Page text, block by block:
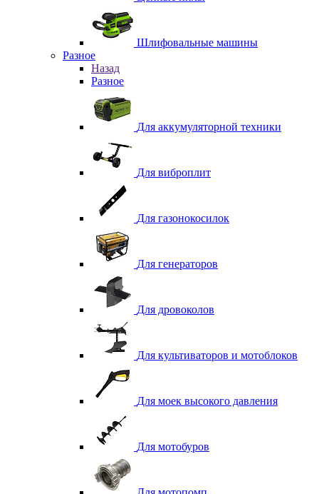
Шлифовальные машины
Разное
Назад
Разное
Для аккумуляторной техники
Для виброплит
Для газонокосилок
Для генераторов
Для дровоколов
Для культиваторов и мотоблоков
Для моек высокого давления
Для мотобуров